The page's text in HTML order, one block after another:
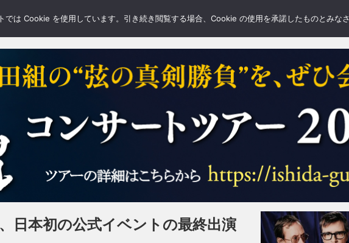
GALLERY BLOGS FEATURE
日本初の公式イベントの最終出演
は Cookie を使用しています。引き続き閲覧する場合、Cookie の使用を承諾したものとみなさ